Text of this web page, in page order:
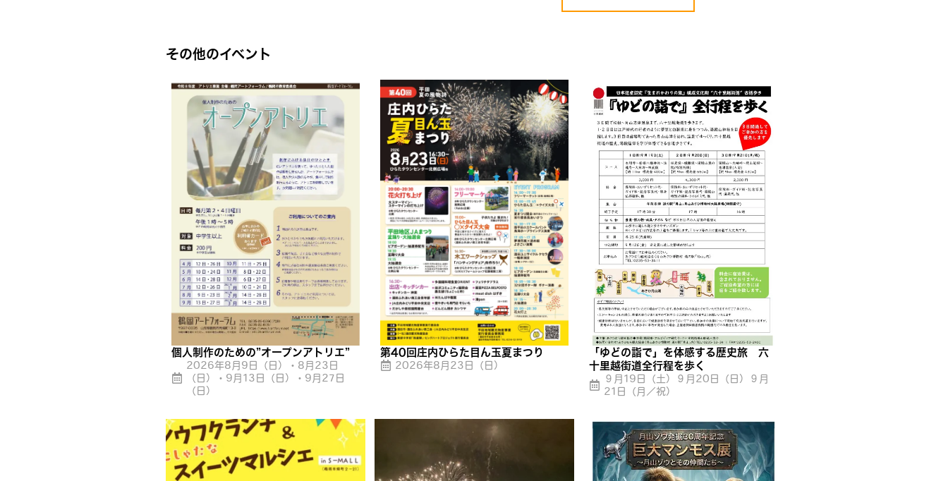
その他のイベント
個人制作のための”オープンアトリエ”
2026年8月9日（日）・8月23日
（日）・9月13日（日）・9月27日
（日）
第40回庄内ひらた目ん玉夏まつり
2026年8月23日（日）
「ゆどの詣で」を体感する歴史旅 六
十里越街道全行程を歩く
９月19日（土）９月20日（日）９月
21日（月／祝）